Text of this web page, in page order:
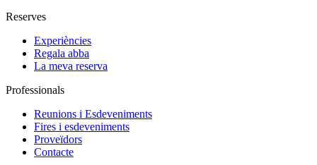
Reserves
Experiències
Regala abba
La meva reserva
Professionals
Reunions i Esdeveniments
Fires i esdeveniments
Proveïdors
Contacte